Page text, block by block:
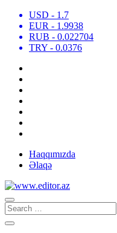
USD - 1.7
EUR - 1.9938
RUB - 0.022704
TRY - 0.0376
Haqqımızda
Əlaqə